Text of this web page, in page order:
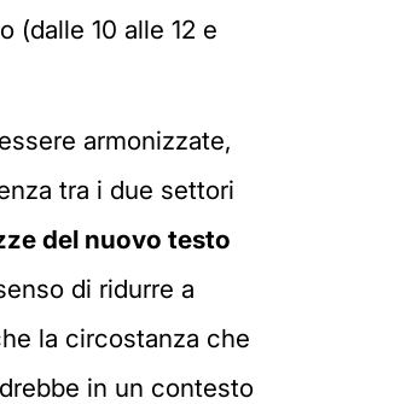
(dalle 10 alle 12 e
armonizzate,
tra i due settori
del nuovo testo
di ridurre a
la circostanza che
in un contesto